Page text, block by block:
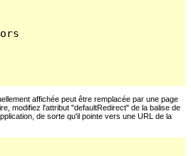
affichée peut être remplacée par une page
modifiez l'attribut "defaultRedirect" de la balise de
de sorte qu'il pointe vers une URL de la